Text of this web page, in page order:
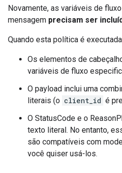
Novamente, as variáveis de
mensagem precisam ser
Quando esta política é
Os elementos de
variáveis de fluxo
O payload inclui uma
literais (o client_id é
O StatusCode e o
texto literal. No entanto,
são compatíveis com
você quiser usá-los.